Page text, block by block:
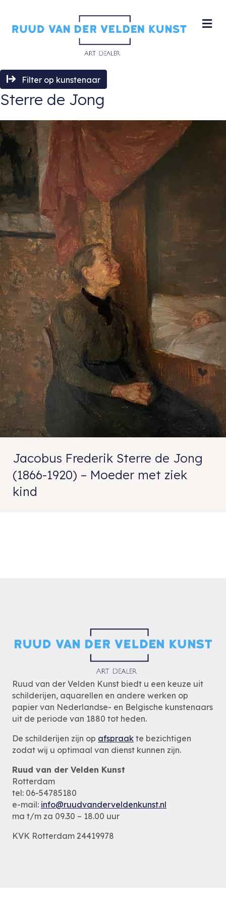
Filter op kunstenaar
Sterre de Jong
Jacobus Frederik Sterre de Jong
(1866-1920) – Moeder met ziek
kind
Ruud van der Velden Kunst biedt u een keuze uit
schilderijen, aquarellen en andere werken op
papier van Nederlandse- en Belgische kunstenaars
uit de periode van 1880 tot heden.
De schilderijen zijn op afspraak te bezichtigen
zodat wij u optimaal van dienst kunnen zijn.
Ruud van der Velden Kunst
Rotterdam
tel: 06-54785180
e-mail: info@ruudvanderveldenkunst.nl
ma t/m za 09.30 – 18.00 uur
KVK Rotterdam 24419978